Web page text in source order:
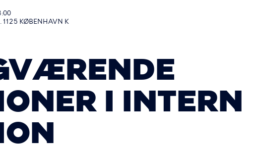
1125 KØBENHAVN K
I INTERN